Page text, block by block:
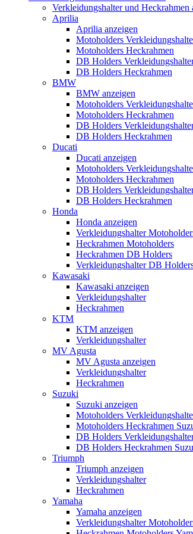
Verkleidungshalter und Heckrahmen
Aprilia
Aprilia anzeigen
Motoholders
Motoholders Heckrahmen
DB Holders
DB Holders Heckrahmen
BMW
BMW anzeigen
Motoholders
Motoholders Heckrahmen
DB Holders
DB Holders Heckrahmen
Ducati
Ducati anzeigen
Motoholders
Motoholders Heckrahmen
DB Holders
DB Holders Heckrahmen
Honda
Honda anzeigen
Verkleidungshalter
Heckrahmen Motoholders
Heckrahmen DB Holders
Verkleidungshalter DB
Kawasaki
Kawasaki anzeigen
Verkleidungshalter
Heckrahmen
KTM
KTM anzeigen
Verkleidungshalter
MV Agusta
MV Agusta anzeigen
Verkleidungshalter
Heckrahmen
Suzuki
Suzuki anzeigen
Motoholders
Motoholders Heckrahmen
DB Holders
DB Holders Heckrahmen
Triumph
Triumph anzeigen
Verkleidungshalter
Heckrahmen
Yamaha
Yamaha anzeigen
Verkleidungshalter